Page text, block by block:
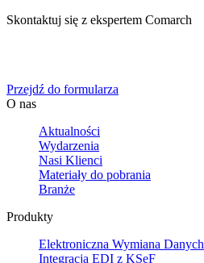
Skontaktuj się z ekspertem Comarch
Przejdź do formularza
O nas
Aktualności
Wydarzenia
Nasi Klienci
Materiały do pobrania
Branże
Produkty
Elektroniczna Wymiana Danych
Integracja EDI z KSeF